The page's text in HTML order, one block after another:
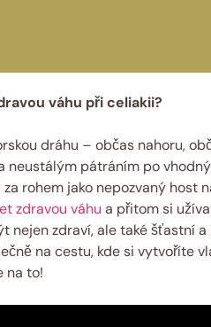
váhu při celiakii?
dráhu – občas nahoru,
neustálým pátráním po
rohem jako nepozvaný host
zdravou váhu a přitom si
nejen zdraví, ale také šťastní
na cestu, kde si vytvoříte
na to!